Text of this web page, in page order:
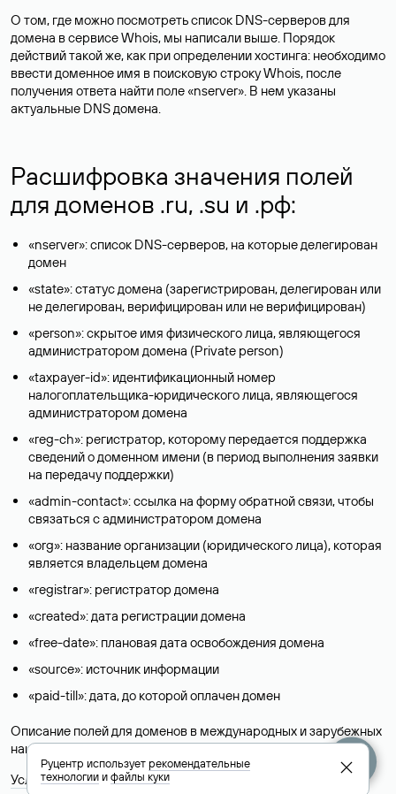
О том, где можно посмотреть список DNS-серверов для
домена в сервисе Whois, мы написали выше. Порядок
действий такой же, как при определении хостинга: необходимо
ввести доменное имя в поисковую строку Whois, после
получения ответа найти поле «nserver». В нем указаны
актуальные DNS домена.
Расшифровка значения полей
для доменов .ru, .su и .рф:
«nserver»: список DNS-серверов, на которые делегирован
домен
«state»: статус домена (зарегистрирован, делегирован или
не делегирован, верифицирован или не верифицирован)
«person»: скрытое имя физического лица, являющегося
администратором домена (Privatе person)
«taxpayer-id»: идентификационный номер
налогоплательщика-юридического лица, являющегося
администратором домена
«reg-ch»: регистратор, которому передается поддержка
сведений о доменном имени (в период выполнения заявки
на передачу поддержки)
«admin-contact»: ссылка на форму обратной связи, чтобы
связаться с администратором домена
«org»: название организации (юридического лица), которая
является владельцем домена
«registrar»: регистратор домена
«created»: дата регистрации домена
«free-date»: плановая дата освобождения домена
«source»: источник информации
«paid-till»: дата, до которой оплачен домен
Описание полей для доменов в международных и зарубежных
национальных доменах представлены в разделе «Помощь».
Условия использования Whois-сервиса
Руцентр используетрекомендательные
технологииифайлы куки